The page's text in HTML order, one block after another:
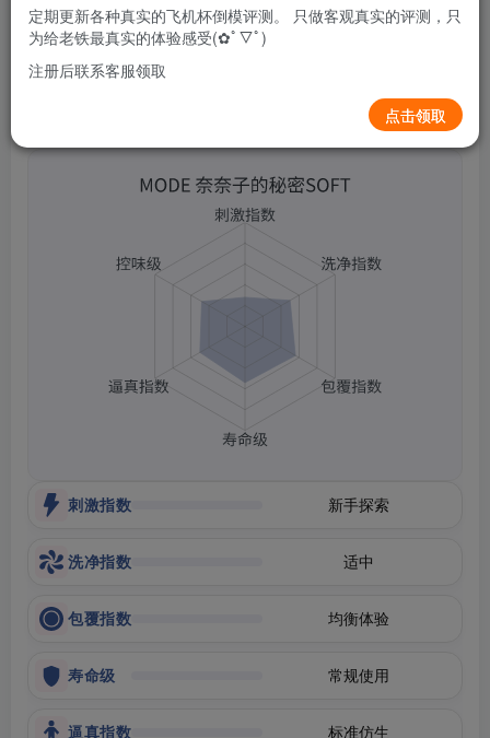
0 313 10
刺激指数 新手探索
洗净指数 适中
包覆指数 均衡体验
寿命级 常规使用
逼真指数 标准仿生
定期更新各种真实的飞机杯倒模评测。 只做客观真实的评测，只
为给老铁最真实的体验感受(✿ﾟ▽ﾟ)
注册后联系客服领取
点击领取